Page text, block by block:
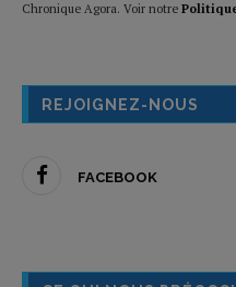
Chronique Agora. Voir notre
REJOIGNEZ-NOUS
FACEBOOK